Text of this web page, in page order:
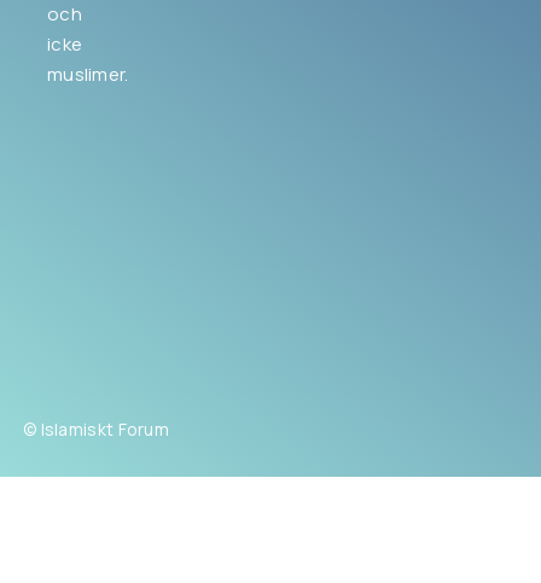
och
icke
muslimer.
© Islamiskt Forum